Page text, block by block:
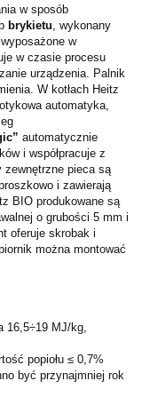
w sposób
brykietu, wykonany
w
w czasie procesu
urządzenia. Palnik
W kotłach Heitz
automatyka,
automatycznie
i współpracuje z
zewnętrzne pieca są
i zawierają
BIO produkowane są
o grubości 5 mm i
oferuje skrobak i
można montować
16,5÷19 MJ/kg,
popiołu ≤ 0,7%
być przynajmniej rok